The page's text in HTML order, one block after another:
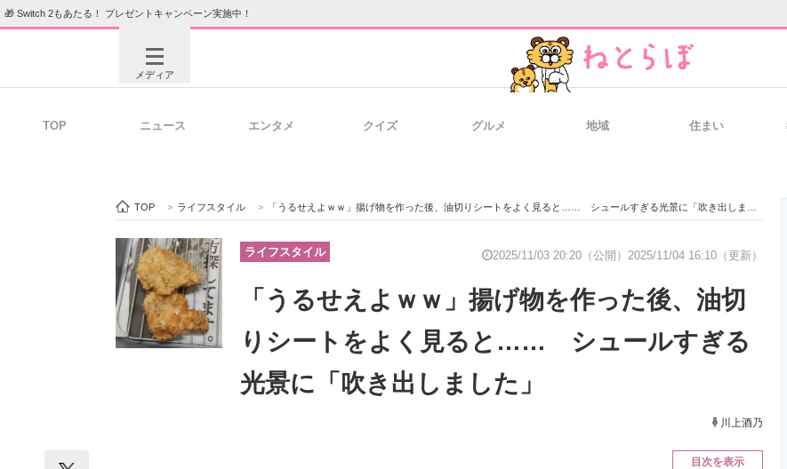
🎁 Switch 2もあたる！ プレゼントキャンペーン実施中！
メディア
ビジネスと働き方のヒント 経営リーダ
ITエンジニア向け専門サイト 製造業のIT導
エネルギー
TOP ニュース エンタメ クイズ グルメ 地域 住まい
TOP > ライフスタイル > 「うるせえよｗｗ」揚げ物を作った後、油切りシートをよく見ると…… シュールすぎる光景に「吹き出しました」
ライフスタイル 2025/11/03 20:20（公開） 2025/11/04 16:10（更新）
「うるせえよｗｗ」揚げ物を作った後、油切
りシートをよく見ると…… シュールすぎる
光景に「吹き出しました」
川上酒乃
目次を表示